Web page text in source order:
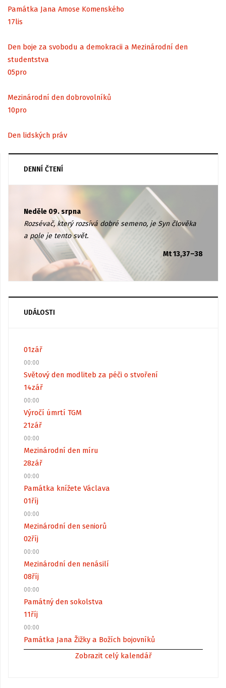
Památka Jana Amose Komenského
17lis
Den boje za svobodu a demokracii a Mezinárodní den
studentstva
05pro
Mezinárodní den dobrovolníků
10pro
Den lidských práv
DENNÍ ČTENÍ
Neděle 09. srpna
Rozsévač, který rozsívá dobré semeno, je Syn člověka
a pole je tento svět.
Mt 13,37–38
UDÁLOSTI
01zář
00:00
Světový den modliteb za péči o stvoření
14zář
00:00
Výročí úmrtí TGM
21zář
00:00
Mezinárodní den míru
28zář
00:00
Památka knížete Václava
01říj
00:00
Mezinárodní den seniorů
02říj
00:00
Mezinárodní den nenásilí
08říj
00:00
Památný den sokolstva
11říj
00:00
Památka Jana Žižky a Božích bojovníků
Zobrazit celý kalendář